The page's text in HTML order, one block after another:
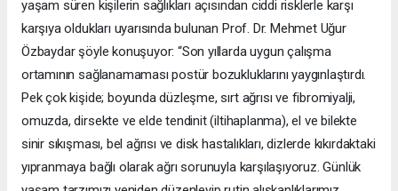
yaşam süren kişilerin sağlıkları açısından ciddi risklerle karşı
karşıya oldukları uyarısında bulunan Prof. Dr. Mehmet Uğur
Özbaydar şöyle konuşuyor: “Son yıllarda uygun çalışma
ortamının sağlanamaması postür bozukluklarını yaygınlaştırdı.
Pek çok kişide; boyunda düzleşme, sırt ağrısı ve fibromiyalji,
omuzda, dirsekte ve elde tendinit (iltihaplanma), el ve bilekte
sinir sıkışması, bel ağrısı ve disk hastalıkları, dizlerde kıkırdaktaki
yıpranmaya bağlı olarak ağrı sorunuyla karşılaşıyoruz. Günlük